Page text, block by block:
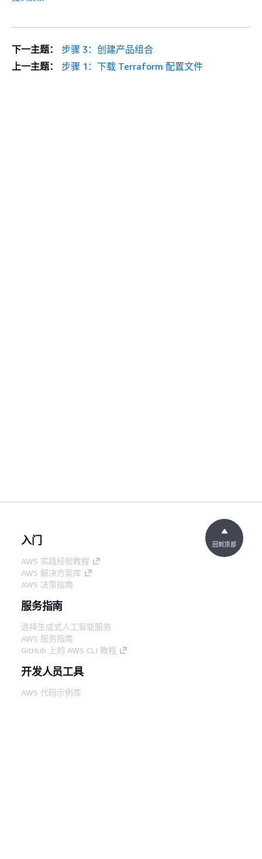
下一主题：
步骤 3：创建产品组合
上一主题：
步骤 1：下载 Terraform 配置文件
入门
AWS 实践经验教程
AWS 解决方案库
AWS 决策指南
服务指南
选择生成式人工智能服务
AWS 服务指南
GitHub 上的 AWS CLI 教程
开发人员工具
AWS 代码示例库
回到顶部